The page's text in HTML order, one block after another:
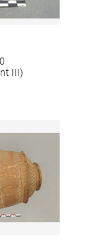
III)